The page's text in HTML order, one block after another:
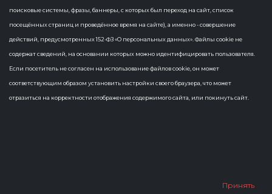
поисковые системы, фразы, баннеры, с которых был переход на сайт, список
посещённых страниц и проведённое время на сайте), а именно - совершение
действий, предусмотренных 152-ФЗ «О персональных данных». Файлы cookie не
содержат сведений, на основании которых можно идентифицировать пользователя.
Если посетитель не согласен на использование файлов cookie, он может
соответствующим образом установить настройки своего браузера, что может
отразиться на корректности отображения содержимого сайта, или покинуть сайт.
Принять